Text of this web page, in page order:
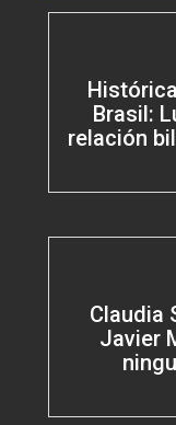
Brasil:
relación
Claudia
Javier